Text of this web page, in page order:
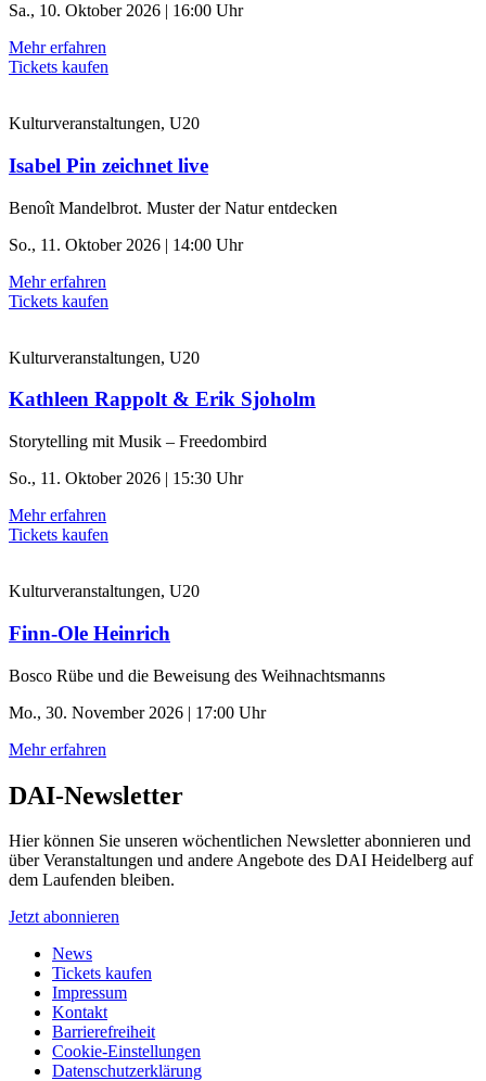
Sa., 10. Oktober 2026 | 16:00 Uhr
Mehr erfahren
Tickets kaufen
Kulturveranstaltungen, U20
Isabel Pin zeichnet live
Benoît Mandelbrot. Muster der Natur entdecken
So., 11. Oktober 2026 | 14:00 Uhr
Mehr erfahren
Tickets kaufen
Kulturveranstaltungen, U20
Kathleen Rappolt & Erik Sjoholm
Storytelling mit Musik – Freedombird
So., 11. Oktober 2026 | 15:30 Uhr
Mehr erfahren
Tickets kaufen
Kulturveranstaltungen, U20
Finn-Ole Heinrich
Bosco Rübe und die Beweisung des Weihnachtsmanns
Mo., 30. November 2026 | 17:00 Uhr
Mehr erfahren
DAI-Newsletter
Hier können Sie unseren wöchentlichen Newsletter abonnieren und
über Veranstaltungen und andere Angebote des DAI Heidelberg auf
dem Laufenden bleiben.
Jetzt abonnieren
News
Tickets kaufen
Impressum
Kontakt
Barrierefreiheit
Cookie-Einstellungen
Datenschutzerklärung